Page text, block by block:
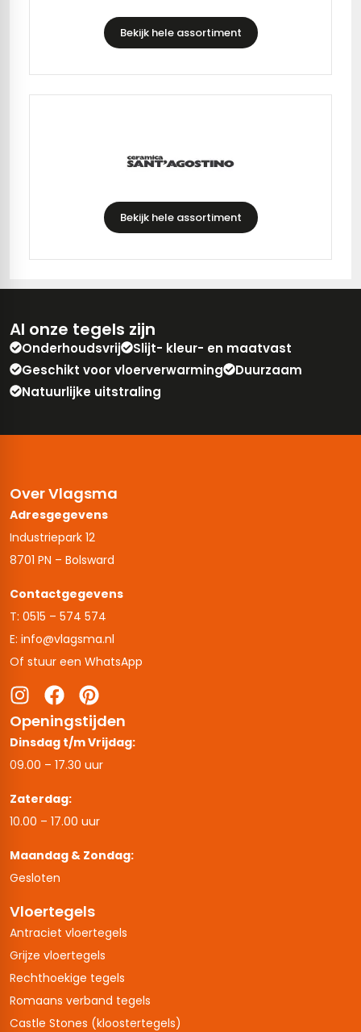
Bekijk hele assortiment
Bekijk hele assortiment
Al onze tegels zijn
Onderhoudsvrij
Slijt- kleur- en maatvast
Geschikt voor vloerverwarming
Duurzaam
Natuurlijke uitstraling
Over Vlagsma
Adresgegevens
Industriepark 12
8701 PN – Bolsward
Contactgegevens
T: 0515 – 574 574
E: info@vlagsma.nl
Of stuur een WhatsApp
Openingstijden
Dinsdag t/m Vrijdag:
09.00 – 17.30 uur
Zaterdag:
10.00 – 17.00 uur
Maandag & Zondag:
Gesloten
Vloertegels
Antraciet vloertegels
Grijze vloertegels
Rechthoekige tegels
Romaans verband tegels
Castle Stones (kloostertegels)